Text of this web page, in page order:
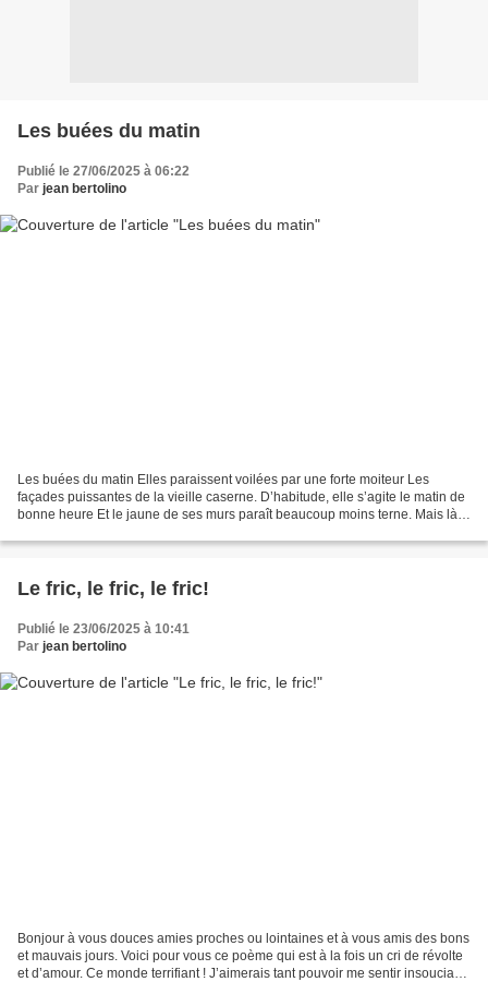
Les buées du matin
Publié le 27/06/2025 à 06:22
Par jean bertolino
Les buées du matin Elles paraissent voilées par une forte moiteur Les
façades puissantes de la vieille caserne. D’habitude, elle s’agite le matin de
bonne heure Et le jaune de ses murs paraît beaucoup moins terne. Mais là,
Le fric, le fric, le fric!
Publié le 23/06/2025 à 10:41
Par jean bertolino
Bonjour à vous douces amies proches ou lointaines et à vous amis des bons
et mauvais jours. Voici pour vous ce poème qui est à la fois un cri de révolte
et d’amour. Ce monde terrifiant ! J’aimerais tant pouvoir me sentir insouciant,